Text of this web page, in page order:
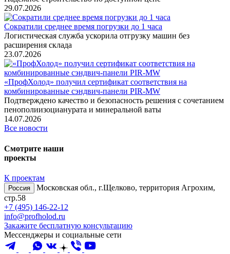
29.07.2026
Сократили среднее время погрузки до 1 часа
Логистическая служба ускорила отгрузку машин без
расширения склада
23.07.2026
«ПрофХолод» получил сертификат соответствия на
комбинированные сэндвич‑панели PIR‑MW
Подтверждено качество и безопасность решения с сочетанием
пенополиизоцианурата и минеральной ваты
14.07.2026
Все новости
Смотрите наши
проекты
К проектам
Россия
Московская обл., г.Щелково, территория Агрохим,
стр.58
+7 (495) 146-22-12
info@profholod.ru
Закажите бесплатную консультацию
Мессенджеры и социальные сети